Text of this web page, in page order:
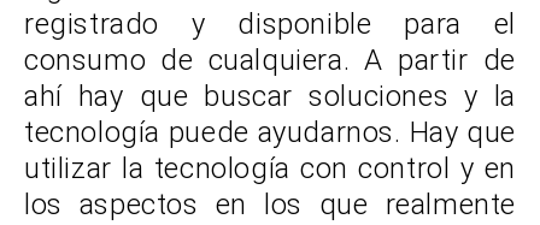
registrado y disponible para el
consumo de cualquiera. A partir de
ahí hay que buscar soluciones y la
tecnología puede ayudarnos. Hay que
utilizar la tecnología con control y en
los aspectos en los que realmente